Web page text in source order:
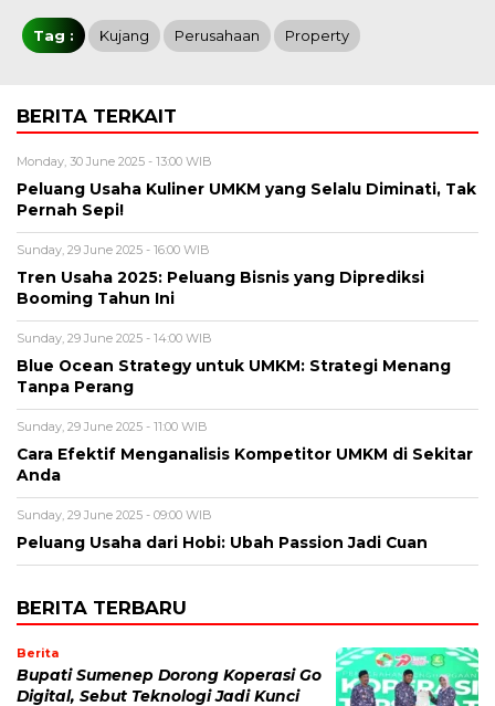
Tag : Kujang Perusahaan Property
BERITA TERKAIT
Monday, 30 June 2025 - 13:00 WIB
Peluang Usaha Kuliner UMKM yang Selalu Diminati, Tak
Pernah Sepi!
Sunday, 29 June 2025 - 16:00 WIB
Tren Usaha 2025: Peluang Bisnis yang Diprediksi
Booming Tahun Ini
Sunday, 29 June 2025 - 14:00 WIB
Blue Ocean Strategy untuk UMKM: Strategi Menang
Tanpa Perang
Sunday, 29 June 2025 - 11:00 WIB
Cara Efektif Menganalisis Kompetitor UMKM di Sekitar
Anda
Sunday, 29 June 2025 - 09:00 WIB
Peluang Usaha dari Hobi: Ubah Passion Jadi Cuan
BERITA TERBARU
Berita
Bupati Sumenep Dorong Koperasi Go
Digital, Sebut Teknologi Jadi Kunci